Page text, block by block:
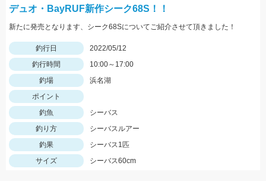
デュオ・BayRUF新作シーク68S！！
新たに発売となります、シーク68Sについてご紹介させて頂きました！
釣行日
2022/05/12
釣行時間
10:00～17:00
釣場
浜名湖
ポイント
釣魚
シーバス
釣り方
シーバスルアー
釣果
シーバス1匹
サイズ
シーバス60cm